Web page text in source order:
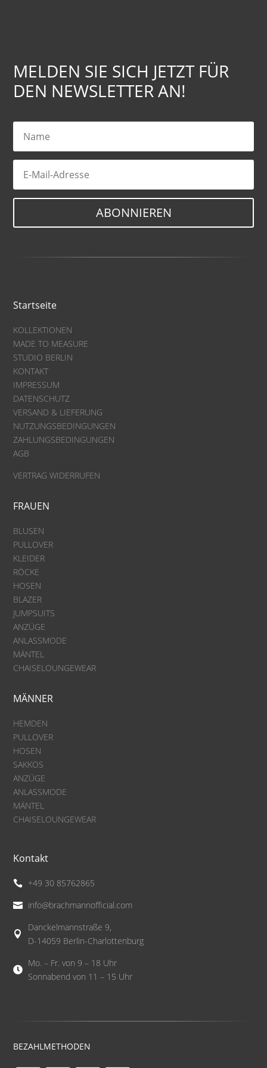
MELDEN SIE SICH JETZT FÜR
DEN NEWSLETTER AN!
ABONNIEREN
Startseite
KOLLEKTIONEN
MADE TO MEASURE
STUDIO BERLIN
KONTAKT
IMPRESSUM
DATENSCHUTZ
VERSAND & LIEFERUNG
NUTZUNGSBEDINGUNGEN
ZAHLUNGSBEDINGUNGEN
AGB
VERTRAG WIDERRUFEN
FRAUEN
BLUSEN
PULLOVER
KLEIDER
RÖCKE
HOSEN
BLAZER
JUMPSUITS
ANZÜGE
ANLASSMODE
MÄNTEL
CHAISELOUNGEWEAR
MÄNNER
HEMDEN
PULLOVER
HOSEN
SAKKOS
ANZÜGE
ANLASSMODE
MÄNTEL
CHAISELOUNGEWEAR
Kontakt
 +49 30 85762865
 info@brachmannofficial.com

Danckelmannstraße 9,
D-14059 Berlin-Charlottenburg

Mo. – Fr. von 9 – 18 Uhr
Sonnabend von 11 – 15 Uhr
BEZAHLMETHODEN